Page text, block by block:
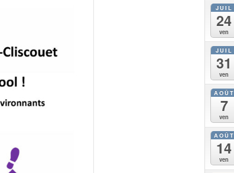
JUIL
24
ven
JUIL
31
ven
AOÛT
7
ven
AOÛT
14
ven